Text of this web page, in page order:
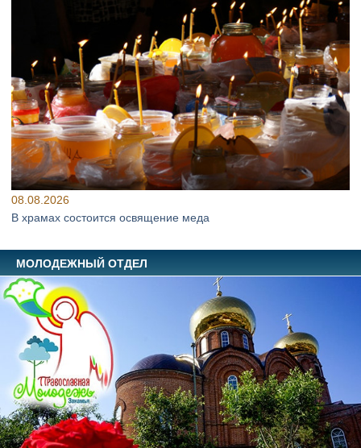
08.08.2026
В храмах состоится освящение меда
МОЛОДЕЖНЫЙ ОТДЕЛ